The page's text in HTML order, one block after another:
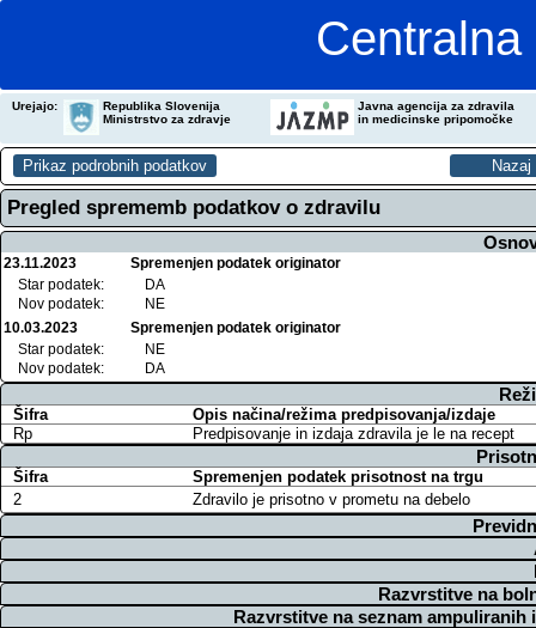
Urejajo:
Republika Slovenija
Ministrstvo za zdravje
Javna agencija za zdravila
in medicinske pripomočke
Pregled sprememb podatkov o zdravilu
23.11.2023
Spremenjen podatek originator
Star podatek:
DA
Nov podatek:
NE
10.03.2023
Spremenjen podatek originator
Star podatek:
NE
Nov podatek:
DA
Šifra
Opis načina/režima predpisovanja/izdaje
Rp
Predpisovanje in izdaja zdravila je le na recept
Šifra
Spremenjen podatek prisotnost na trgu
2
Zdravilo je prisotno v prometu na debelo
Razvrstitve na
Razvrstitve na seznam